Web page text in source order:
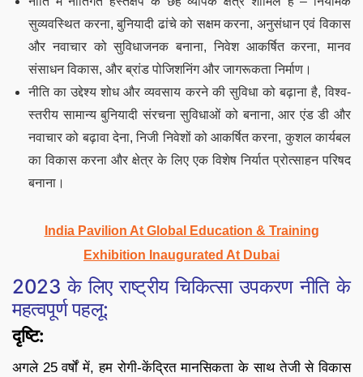
सुव्यवस्थित करना, बुनियादी ढांचे को सक्षम करना, अनुसंधान एवं विकास
और नवाचार को सुविधाजनक बनाना, निवेश आकर्षित करना, मानव
संसाधन विकास, और ब्रांड पोजिशनिंग और जागरूकता निर्माण।
नीति का उद्देश्य शोध और व्यवसाय करने की सुविधा को बढ़ाना है, विश्व-
स्तरीय सामान्य बुनियादी संरचना सुविधाओं को बनाना, आर एंड डी और
नवाचार को बढ़ावा देना, निजी निवेशों को आकर्षित करना, कुशल कार्यबल
का विकास करना और क्षेत्र के लिए एक विशेष निर्यात प्रोत्साहन परिषद
बनाना।
India Pavilion At Global Education & Training
Exhibition Inaugurated At Dubai
2023 के लिए राष्ट्रीय चिकित्सा उपकरण नीति के
महत्वपूर्ण पहलू:
दृष्टि:
अगले 25 वर्षों में, हम रोगी-केंद्रित मानसिकता के साथ तेजी से विकास